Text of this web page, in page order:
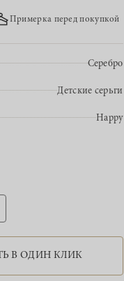
Примерка перед покупкой
Серебро
Детские серьги
Happy
В ОДИН КЛИК